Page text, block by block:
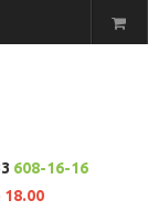
608-16-16